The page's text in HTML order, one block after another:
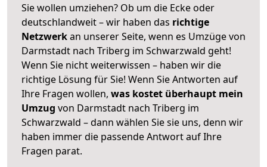
Sie wollen umziehen? Ob um die Ecke oder
deutschlandweit – wir haben das richtige
Netzwerkan unserer Seite, wenn es Umzüge von
Darmstadt nach Triberg im Schwarzwald geht!
Wenn Sie nicht weiterwissen – haben wir die
richtige Lösung für Sie! Wenn Sie Antworten auf
Ihre Fragen wollen, was kostet überhaupt mein
Umzug von Darmstadt nach Triberg im
Schwarzwald – dann wählen Sie sie uns, denn wir
haben immer die passende Antwort auf Ihre
Fragen parat.